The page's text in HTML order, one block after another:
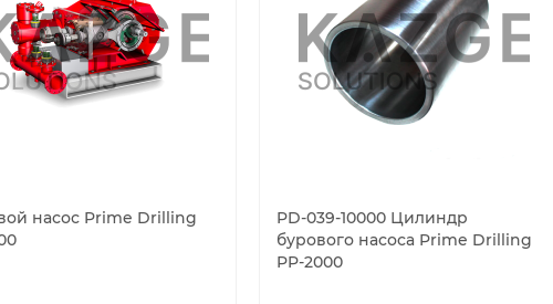
насос Prime Drilling
PD-039-10000 Цилиндр
бурового насоса Prime Drilling
PP-2000